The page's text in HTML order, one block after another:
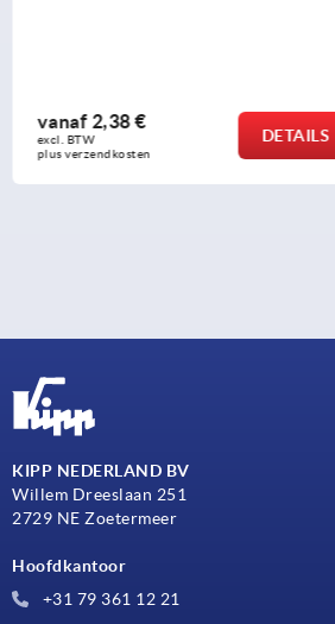
vanaf 2,38 €
excl. BTW
plus verzendkosten
DETAILS
KIPP NEDERLAND BV
Willem Dreeslaan 251
2729 NE Zoetermeer
Hoofdkantoor
+31 79 361 12 21